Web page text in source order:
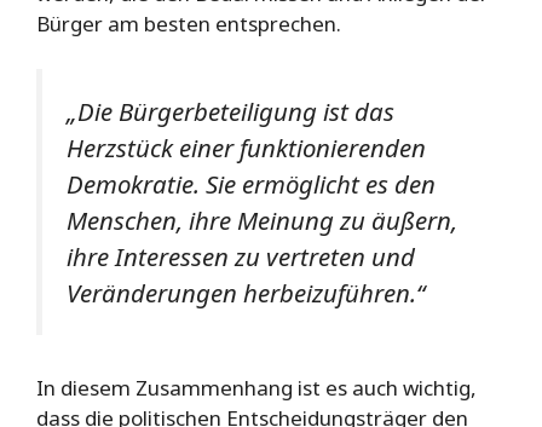
Bürger am besten entsprechen.
„Die Bürgerbeteiligung ist das
Herzstück einer funktionierenden
Demokratie. Sie ermöglicht es den
Menschen, ihre Meinung zu äußern,
ihre Interessen zu vertreten und
Veränderungen herbeizuführen.“
In diesem Zusammenhang ist es auch wichtig,
dass die politischen Entscheidungsträger den